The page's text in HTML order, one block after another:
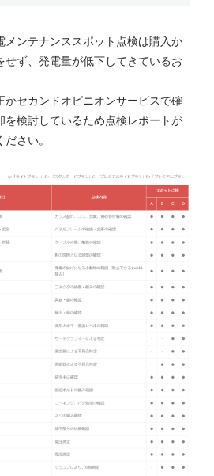
メンテナンススポット点検は購入か
せず、発電量が低下してきているお
かセカンドオピニオンサービスで確
を検討しているため点検レポートが
さい。